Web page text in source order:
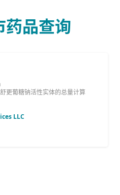
药品查询
更葡糖钠活性实体的总量计算
LLC